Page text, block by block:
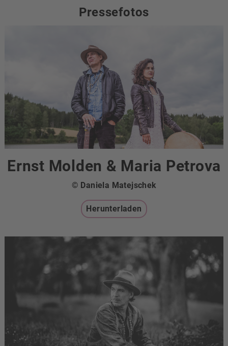
Pressefotos
Ernst Molden & Maria Petrova
© Daniela Matejschek
Herunterladen